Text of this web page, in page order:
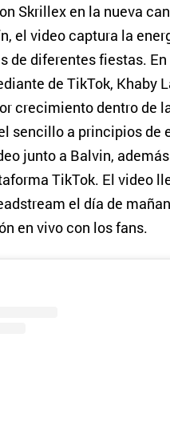
Skrillex en la nueva
el video captura la
de diferentes fiestas.
de TikTok, Khaby
crecimiento dentro de
sencillo a principios de
junto a Balvin,
TikTok. El video
el día de
en vivo con los fans.